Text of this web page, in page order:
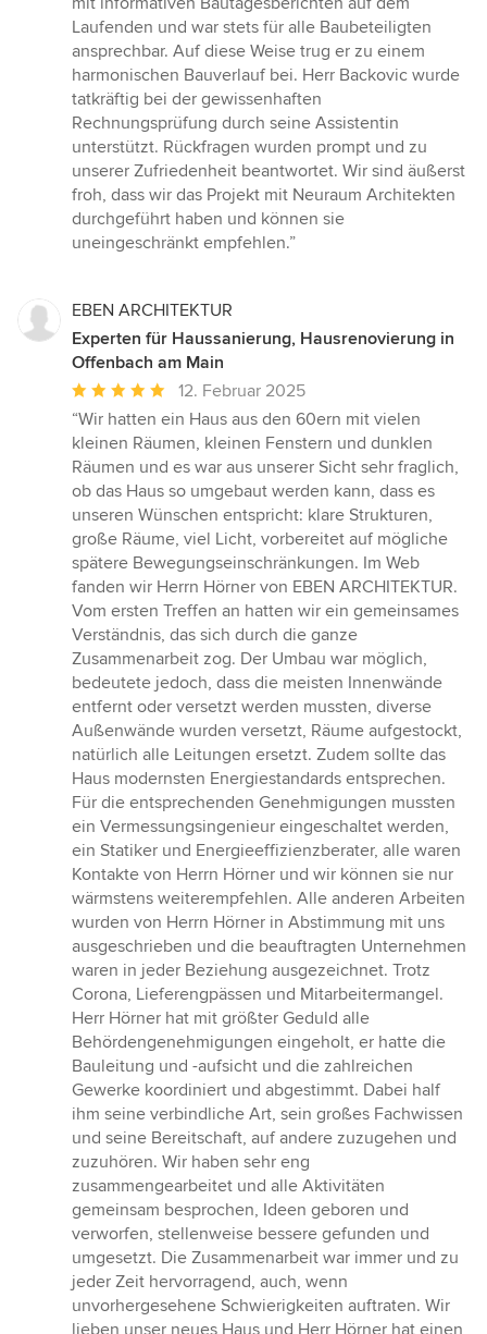
Laufenden und war stets für alle Baubeteiligten
ansprechbar. Auf diese Weise trug er zu einem
harmonischen Bauverlauf bei. Herr Backovic wurde
tatkräftig bei der gewissenhaften
Rechnungsprüfung durch seine Assistentin
unterstützt. Rückfragen wurden prompt und zu
unserer Zufriedenheit beantwortet. Wir sind äußerst
froh, dass wir das Projekt mit Neuraum Architekten
durchgeführt haben und können sie
uneingeschränkt empfehlen.”
EBEN ARCHITEKTUR
Experten für Haussanierung, Hausrenovierung in
Offenbach am Main
Durchschnittliche
Bewertung:
5
von
5
Sternen
12. Februar 2025
“Wir hatten ein Haus aus den 60ern mit vielen
kleinen Räumen, kleinen Fenstern und dunklen
Räumen und es war aus unserer Sicht sehr fraglich,
ob das Haus so umgebaut werden kann, dass es
unseren Wünschen entspricht: klare Strukturen,
große Räume, viel Licht, vorbereitet auf mögliche
spätere Bewegungseinschränkungen. Im Web
fanden wir Herrn Hörner von EBEN ARCHITEKTUR.
Vom ersten Treffen an hatten wir ein gemeinsames
Verständnis, das sich durch die ganze
Zusammenarbeit zog. Der Umbau war möglich,
bedeutete jedoch, dass die meisten Innenwände
entfernt oder versetzt werden mussten, diverse
Außenwände wurden versetzt, Räume aufgestockt,
natürlich alle Leitungen ersetzt. Zudem sollte das
Haus modernsten Energiestandards entsprechen.
Für die entsprechenden Genehmigungen mussten
ein Vermessungsingenieur eingeschaltet werden,
ein Statiker und Energieeffizienzberater, alle waren
Kontakte von Herrn Hörner und wir können sie nur
wärmstens weiterempfehlen. Alle anderen Arbeiten
wurden von Herrn Hörner in Abstimmung mit uns
ausgeschrieben und die beauftragten Unternehmen
waren in jeder Beziehung ausgezeichnet. Trotz
Corona, Lieferengpässen und Mitarbeitermangel.
Herr Hörner hat mit größter Geduld alle
Behördengenehmigungen eingeholt, er hatte die
Bauleitung und -aufsicht und die zahlreichen
Gewerke koordiniert und abgestimmt. Dabei half
ihm seine verbindliche Art, sein großes Fachwissen
und seine Bereitschaft, auf andere zuzugehen und
zuzuhören. Wir haben sehr eng
zusammengearbeitet und alle Aktivitäten
gemeinsam besprochen, Ideen geboren und
verworfen, stellenweise bessere gefunden und
umgesetzt. Die Zusammenarbeit war immer und zu
jeder Zeit hervorragend, auch, wenn
unvorhergesehene Schwierigkeiten auftraten. Wir
lieben unser neues Haus und Herr Hörner hat einen